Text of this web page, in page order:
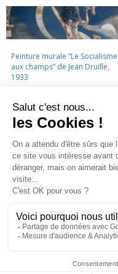
Peinture murale “Le Socialisme
aux champs” de Jean Druille,
1933
LA CINÉMATHÈQUE ·
La
La Cinémathèque de